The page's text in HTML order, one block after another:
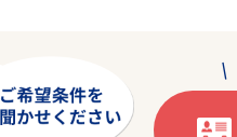
駅から探す